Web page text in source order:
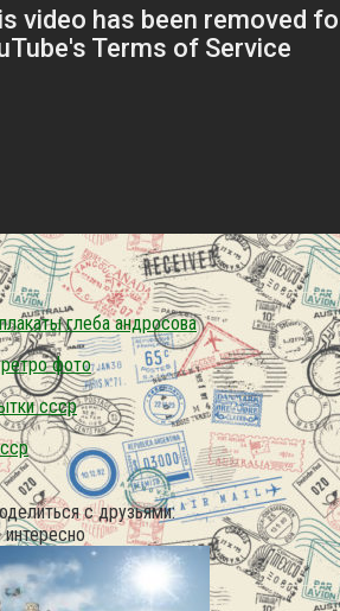
глеба андросова
фото
ссср
с друзьями: